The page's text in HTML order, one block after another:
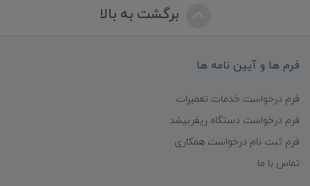
برگشت به بالا
فرم ها و آیین نامه ها
فرم درخواست خدمات تعمیرات
فرم درخواست دستگاه ریفربیشد
فرم ثبت نام درخواست همکاری
تماس با ما